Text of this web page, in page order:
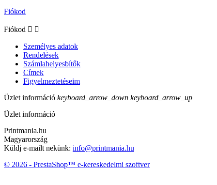
Fiókod
Fiókod  
Személyes adatok
Rendelések
Számlahelyesbítők
Címek
Figyelmeztetéseim
Üzlet információ keyboard_arrow_down keyboard_arrow_up
Üzlet információ
Printmania.hu
Magyarország
Küldj e-mailt nekünk: info@printmania.hu
© 2026 - PrestaShop™ e-kereskedelmi szoftver